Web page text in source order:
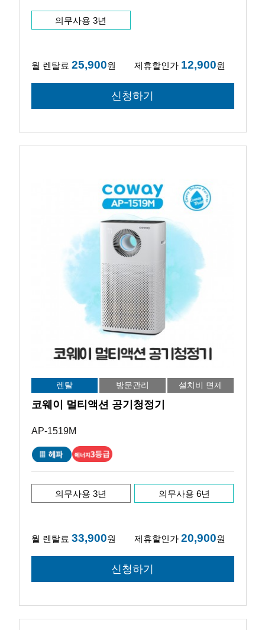
의무사용 3년
월 렌탈료 25,900원 제휴할인가 12,900원
렌탈 방문관리 설치비 면제
코웨이 멀티액션 공기청정기
AP-1519M
의무사용 3년 의무사용 6년
월 렌탈료 33,900원 제휴할인가20,900원